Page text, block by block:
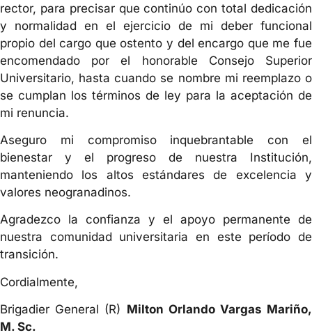
rector, para precisar que continúo con total dedicación
y normalidad en el ejercicio de mi deber funcional
propio del cargo que ostento y del encargo que me fue
encomendado por el honorable Consejo Superior
Universitario, hasta cuando se nombre mi reemplazo o
se cumplan los términos de ley para la aceptación de
mi renuncia.
Aseguro mi compromiso inquebrantable con el
bienestar y el progreso de nuestra Institución,
manteniendo los altos estándares de excelencia y
valores neogranadinos.
Agradezco la confianza y el apoyo permanente de
nuestra comunidad universitaria en este período de
transición.
Cordialmente,
Brigadier General (R) Milton Orlando Vargas Mariño,
M. Sc.